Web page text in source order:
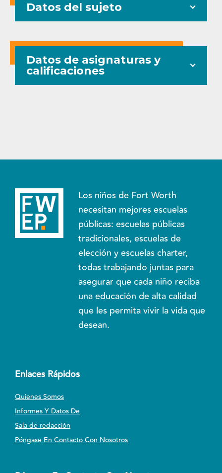
Datos del sujeto
Datos de asignaturas y
calificaciones
Los niños de Fort Worth
necesitan mejores escuelas
públicas: escuelas públicas
tradicionales, escuelas de
elección y escuelas charter,
todas trabajando juntas para
asegurar que cada niño reciba
una educación de alta calidad
que les permita vivir la vida que
desean.
Enlaces Rápidos
Quienes Somos
Informes Y Datos De
Sala de redacción
Póngase En Contacto Con Nosotros